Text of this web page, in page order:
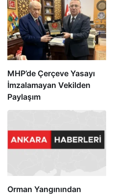
MHP’de Çerçeve Yasayı
İmzalamayan Vekilden
Paylaşım
Orman Yangınından